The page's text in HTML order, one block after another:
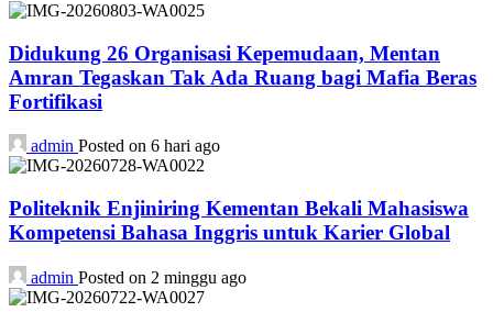
Didukung 26 Organisasi Kepemudaan, Mentan
Amran Tegaskan Tak Ada Ruang bagi Mafia Beras
Fortifikasi
admin Posted on 6 hari ago
Politeknik Enjiniring Kementan Bekali Mahasiswa
Kompetensi Bahasa Inggris untuk Karier Global
admin Posted on 2 minggu ago